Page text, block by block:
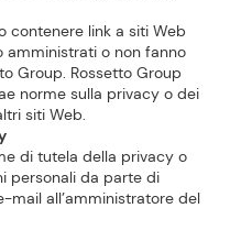
contenere link a siti Web
amministrati o non fanno
Group. Rossetto Group
norme sulla privacy o dei
siti Web.
di tutela della privacy o
personali da parte di
mail all’amministratore del